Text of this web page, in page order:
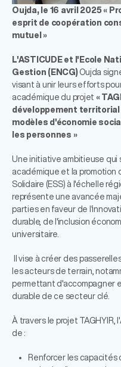
Oujda, le 16 avril 2025 «
esprit de coopération
mutuel »
L'ASTICUDE et l'Ecole
Gestion (ENCG)Oujda
visant à unir leurs efforts
académique du projet «
développement territorial
modèles d'économie
les personnes »
Une initiative ambitieuse qui
académique et la promotion
Solidaire (ESS) à l'échelle
représente une avancée
parties en faveur de
durable, de l'inclusion
universitaire.
Il vise à créer des
les acteurs de terrain,
permettant d'accompagner
durable de ce secteur clé.
À travers le projet TAGHYIR,
de :
Renforcer les